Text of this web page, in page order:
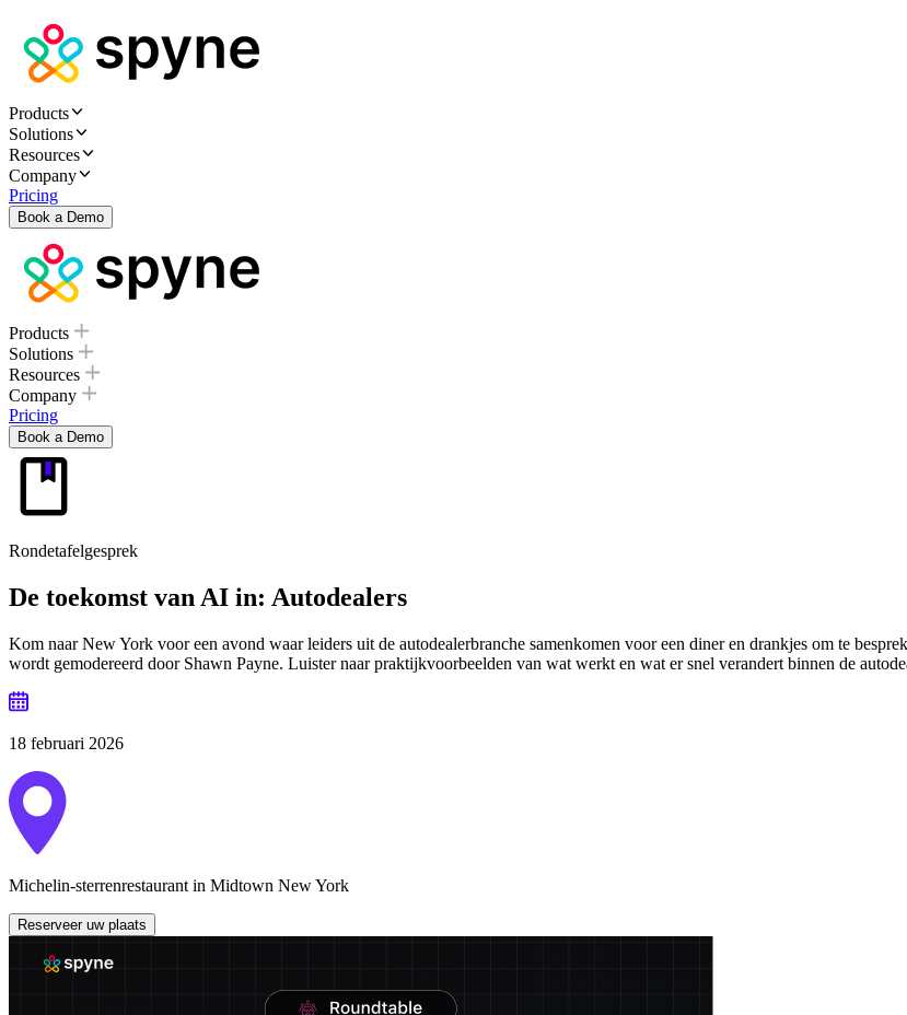
Products
Solutions
Resources
Company
Pricing
Book a Demo
Products
Solutions
Resources
Company
Pricing
Book a Demo
Rondetafelgesprek
De toekomst van AI in: Autodealers
Kom naar New York voor een avond waar leiders uit de autodealerbranche samenkomen voor een diner en drankjes om te
wordt gemodereerd door Shawn Payne. Luister naar praktijkvoorbeelden van wat werkt en wat er snel verandert binnen de
18 februari 2026
Michelin-sterrenrestaurant in Midtown New York
Reserveer uw plaats